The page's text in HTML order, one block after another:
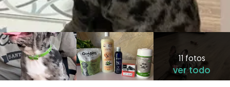
11 fotos
ver todo